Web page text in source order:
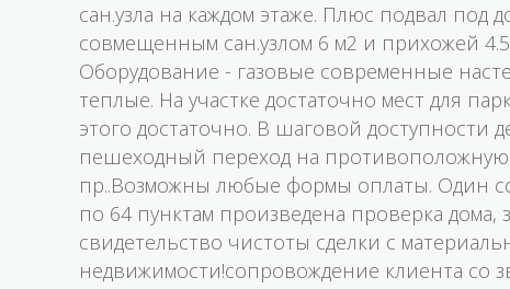
сан.узла на каждом этаже. Плюс подвал
совмещенным сан.узлом 6 м2 и прихожей
Оборудование - газовые современные
теплые. На участке достаточно мест для
этого достаточно. В шаговой доступности
пешеходный переход на
пр..Возможны любые формы оплаты. Один
по 64 пунктам произведена проверка
свидетельство чистоты сделки с
недвижимости!сопровождение клиента со